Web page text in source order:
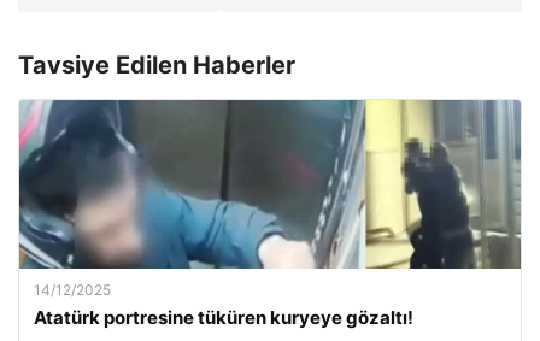
Tavsiye Edilen Haberler
14/12/2025
Atatürk portresine tüküren kuryeye gözaltı!